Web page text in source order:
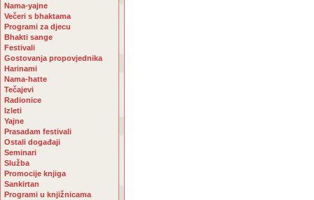
Nama-yajne
Večeri s bhaktama
Programi za djecu
Bhakti sange
Festivali
Gostovanja propovjednika
Harinami
Nama-hatte
Tečajevi
Radionice
Izleti
Yajne
Prasadam festivali
Ostali događaji
Seminari
Služba
Promocije knjiga
Sankirtan
Programi u knjižnicama